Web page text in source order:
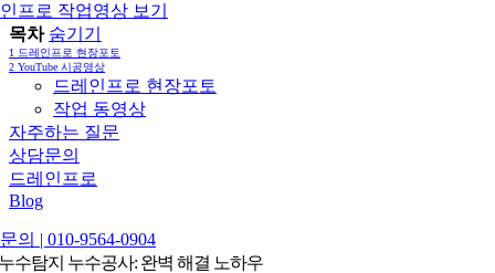
프로 작업영상 보기
목차 숨기기
1 드레인프로 현장포토
2 YouTube 시공영상
드레인프로 현장포토
작업 동영상
자주하는 질문
상담문의
드레인프로
Blog
의 | 010-9564-0904
수탐지 누수공사: 완벽 해결 노하우